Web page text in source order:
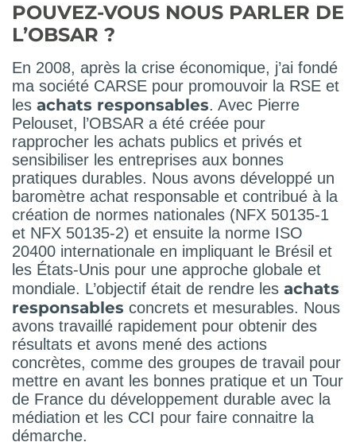
POUVEZ-VOUS NOUS PARLER DE
L’OBSAR ?
En 2008, après la crise économique, j’ai fondé
ma société CARSE pour promouvoir la RSE et
les achats responsables. Avec Pierre
Pelouset, l’OBSAR a été créée pour
rapprocher les achats publics et privés et
sensibiliser les entreprises aux bonnes
pratiques durables. Nous avons développé un
baromètre achat responsable et contribué à la
création de normes nationales (NFX 50135-1
et NFX 50135-2) et ensuite la norme ISO
20400 internationale en impliquant le Brésil et
les États-Unis pour une approche globale et
mondiale. L’objectif était de rendre les achats
responsables concrets et mesurables. Nous
avons travaillé rapidement pour obtenir des
résultats et avons mené des actions
concrètes, comme des groupes de travail pour
mettre en avant les bonnes pratique et un Tour
de France du développement durable avec la
médiation et les CCI pour faire connaitre la
démarche.